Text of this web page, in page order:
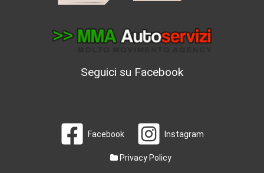
Seguici su Facebook
Facebook Instagram
Privacy Policy